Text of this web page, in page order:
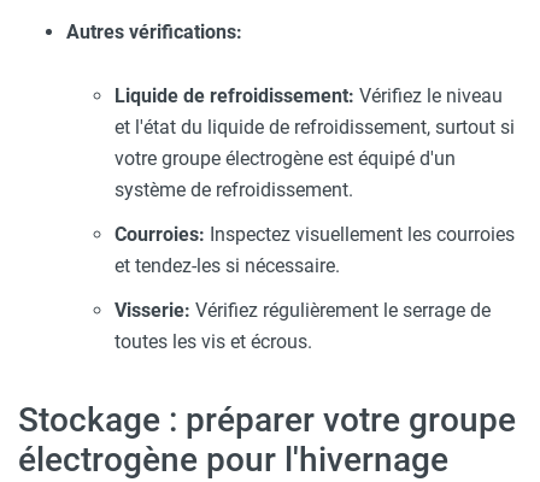
Autres vérifications:
Liquide de refroidissement: Vérifiez le niveau
et l'état du liquide de refroidissement, surtout si
votre groupe électrogène est équipé d'un
système de refroidissement.
Courroies: Inspectez visuellement les courroies
et tendez-les si nécessaire.
Visserie: Vérifiez régulièrement le serrage de
toutes les vis et écrous.
Stockage : préparer votre groupe
électrogène pour l'hivernage